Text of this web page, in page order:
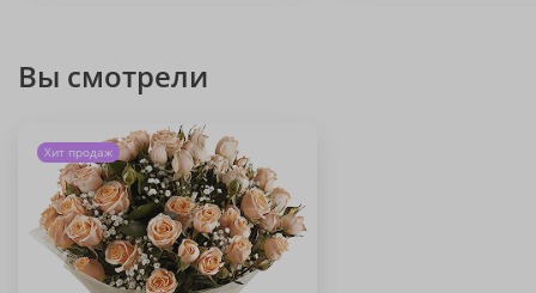
Вы смотрели
Хит продаж